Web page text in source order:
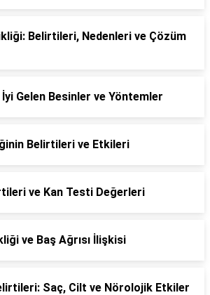
Belirtileri, Nedenleri ve Çözüm
Gelen Besinler ve Yöntemler
Belirtileri ve Etkileri
ve Kan Testi Değerleri
ve Baş Ağrısı İlişkisi
Saç, Cilt ve Nörolojik Etkiler